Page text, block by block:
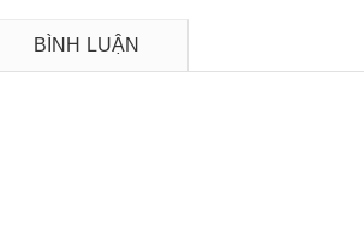
BÌNH LUẬN